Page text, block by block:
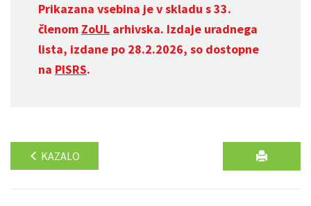
Prikazana vsebina je v skladu s 33.
členom ZoUL arhivska. Izdaje uradnega
lista, izdane po 28.2.2026, so dostopne
na PISRS.
KAZALO